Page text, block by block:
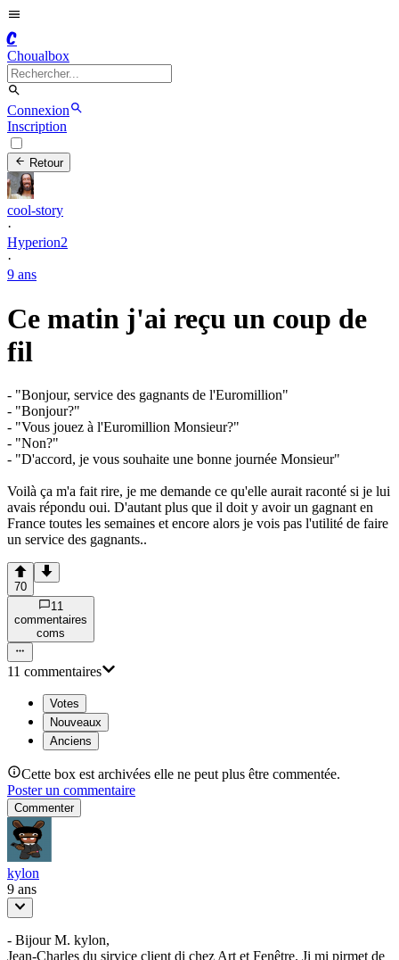
C
Choualbox
Connexion
Inscription
Retour
cool-story
·
Hyperion2
·
9 ans
Ce matin j'ai reçu un coup de
fil
- "Bonjour, service des gagnants de l'Euromillion"
- "Bonjour?"
- "Vous jouez à l'Euromillion Monsieur?"
- "Non?"
- "D'accord, je vous souhaite une bonne journée Monsieur"
Voilà ça m'a fait rire, je me demande ce qu'elle aurait raconté si je lui
avais répondu oui. D'autant plus que il doit y avoir un gagnant en
France toutes les semaines et encore alors je vois pas l'utilité de faire
un service des gagnants..
70
11
commentaires
coms
11 commentaires
Votes
Nouveaux
Anciens
Cette box est archivées elle ne peut plus être commentée.
Poster un commentaire
Commenter
kylon
9 ans
- Bijour M. kylon,
Jean-Charles du sirvice client di chez Art et Fenêtre. Ji mi pirmet de